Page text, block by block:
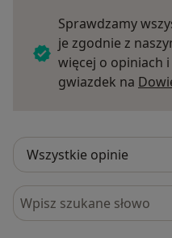
Sprawdzamy
je zgodnie z
więcej o opiniach
gwiazdek na
Szukaj w opiniach